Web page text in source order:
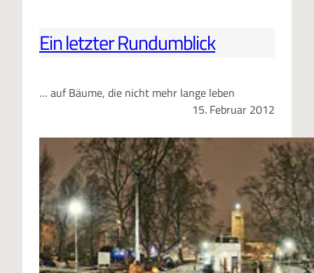
Ein letzter Rundumblick
… auf Bäume, die nicht mehr lange leben
15. Februar 2012